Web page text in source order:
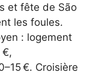
et fête de São
les foules.
: logement
€,
€. Croisière